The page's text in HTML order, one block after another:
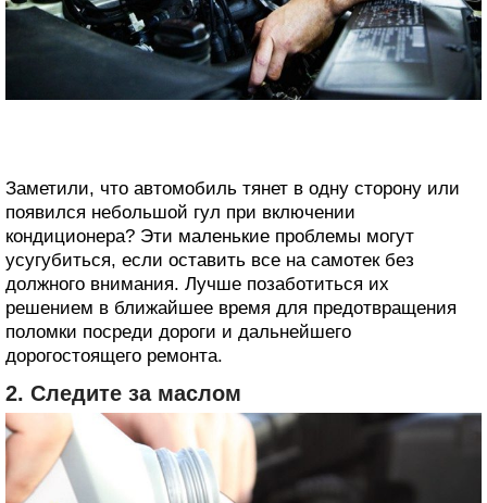
Заметили, что автомобиль тянет в одну сторону или
появился небольшой гул при включении
кондиционера? Эти маленькие проблемы могут
усугубиться, если оставить все на самотек без
должного внимания. Лучше позаботиться их
решением в ближайшее время для предотвращения
поломки посреди дороги и дальнейшего
дорогостоящего ремонта.
2. Следите за маслом